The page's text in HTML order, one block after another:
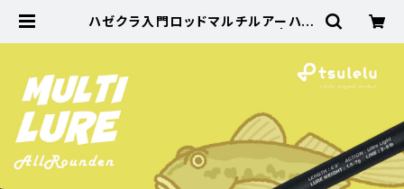
ハゼクラ入門ロッドマルチルアーハゼ